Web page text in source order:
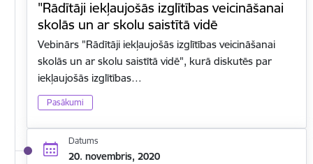
"Rādītāji iekļaujošās izglītības veicināšanai
skolās un ar skolu saistītā vidē
Vebinārs "Rādītāji iekļaujošās izglītības veicināšanai
skolās un ar skolu saistītā vidē", kurā diskutēs par
iekļaujošās izglītības…
Pasākumi
Datums
20. novembris, 2020